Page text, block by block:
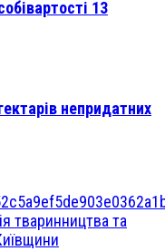
13
непридатних
тваринництва та